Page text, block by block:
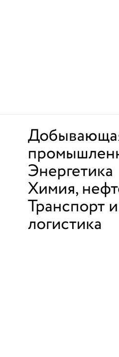
Энергетика
Химия,
Транспорт и
логистика